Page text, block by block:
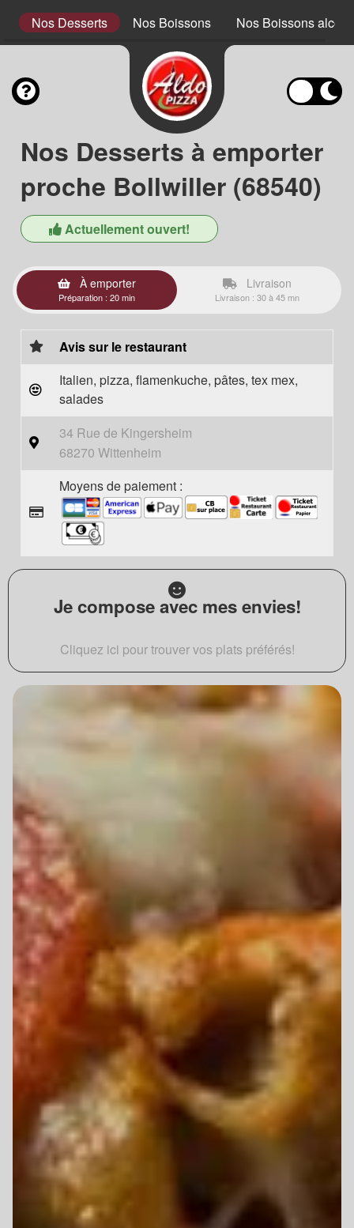
Nos Desserts Nos Boissons Nos Boissons
Nos Desserts à emporter
proche Bollwiller (68540)
Actuellement ouvert!
À emporter
Préparation : 20 min
Livraison
Livraison : 30 à 45 mn
Avis sur le restaurant
Italien, pizza, flamenkuche, pâtes, tex mex,
salades
34 Rue de Kingersheim
68270 Wittenheim
Moyens de paiement :
Je compose avec mes envies!
Cliquez ici pour trouver vos plats préférés!